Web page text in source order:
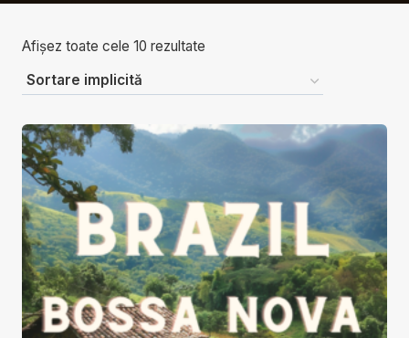
Afișez toate cele 10 rezultate